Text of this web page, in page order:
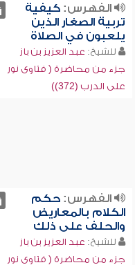
الفهرس:كيفية
تربية الصغار الذين
يلعبون في الصلاة
للشيخ: عبد العزيز بن باز
جزء من محاضرة ( فتاوى نور
على الدرب (372))
الفهرس:حكم
الكلام بالمعاريض
والحلف على ذلك
للشيخ: عبد العزيز بن باز
جزء من محاضرة ( فتاوى نور